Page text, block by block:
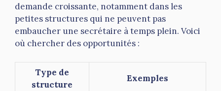
demande croissante, notamment dans les
petites structures qui ne peuvent pas
embaucher une secrétaire à temps plein. Voici
où chercher des opportunités :
Type de
structure
Exemples